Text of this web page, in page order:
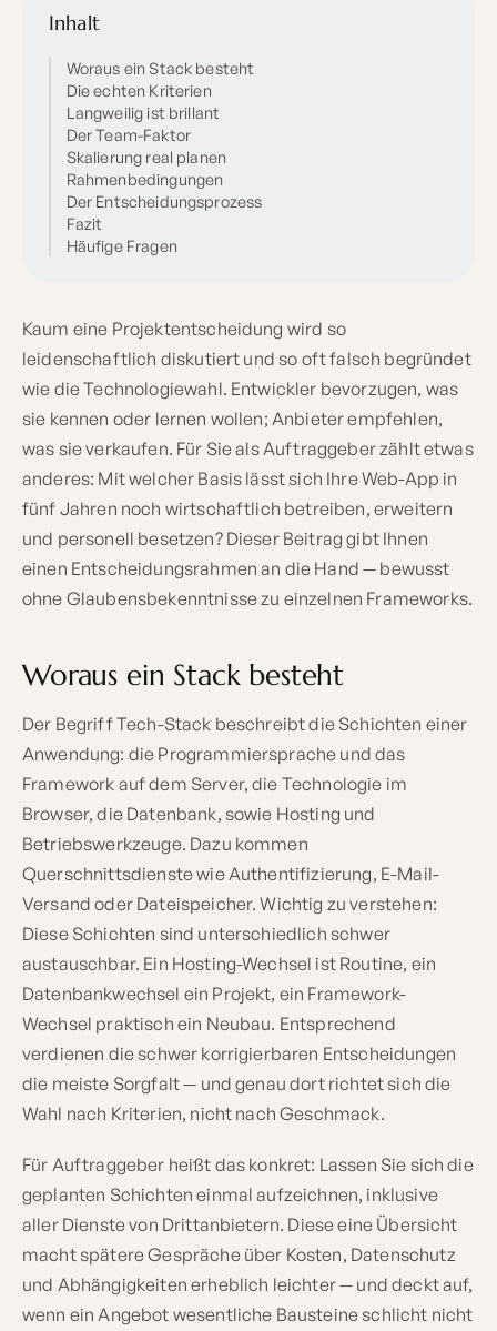
Kaum eine Projektentscheidung wird so
leidenschaftlich diskutiert und so oft falsch begründet
wie die Technologiewahl. Entwickler bevorzugen, was
sie kennen oder lernen wollen; Anbieter empfehlen,
was sie verkaufen. Für Sie als Auftraggeber zählt etwas
anderes: Mit welcher Basis lässt sich Ihre Web-App in
fünf Jahren noch wirtschaftlich betreiben, erweitern
und personell besetzen? Dieser Beitrag gibt Ihnen
einen Entscheidungsrahmen an die Hand — bewusst
ohne Glaubensbekenntnisse zu einzelnen Frameworks.
Woraus ein Stack besteht
Der Begriff Tech-Stack beschreibt die Schichten einer
Anwendung: die Programmiersprache und das
Framework auf dem Server, die Technologie im
Browser, die Datenbank, sowie Hosting und
Betriebswerkzeuge. Dazu kommen
Querschnittsdienste wie Authentifizierung, E-Mail-
Versand oder Dateispeicher. Wichtig zu verstehen:
Diese Schichten sind unterschiedlich schwer
austauschbar. Ein Hosting-Wechsel ist Routine, ein
Datenbankwechsel ein Projekt, ein Framework-
Wechsel praktisch ein Neubau. Entsprechend
verdienen die schwer korrigierbaren Entscheidungen
die meiste Sorgfalt — und genau dort richtet sich die
Wahl nach Kriterien, nicht nach Geschmack.
Für Auftraggeber heißt das konkret: Lassen Sie sich die
geplanten Schichten einmal aufzeichnen, inklusive
aller Dienste von Drittanbietern. Diese eine Übersicht
macht spätere Gespräche über Kosten, Datenschutz
und Abhängigkeiten erheblich leichter — und deckt auf,
wenn ein Angebot wesentliche Bausteine schlicht nicht
Inhalt
Woraus ein Stack besteht
Die echten Kriterien
Langweilig ist brillant
Der Team-Faktor
Skalierung real planen
Rahmenbedingungen
Der Entscheidungsprozess
Fazit
Häufige Fragen